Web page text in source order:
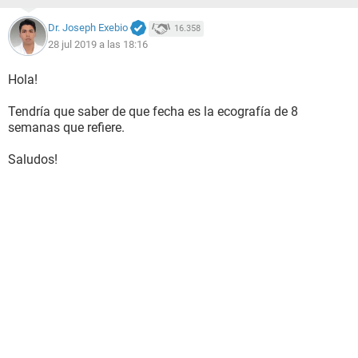
Dr. Joseph Exebio 16.358
28 jul 2019 a las 18:16
Hola!
Tendría que saber de que fecha es la ecografía de 8
semanas que refiere.
Saludos!